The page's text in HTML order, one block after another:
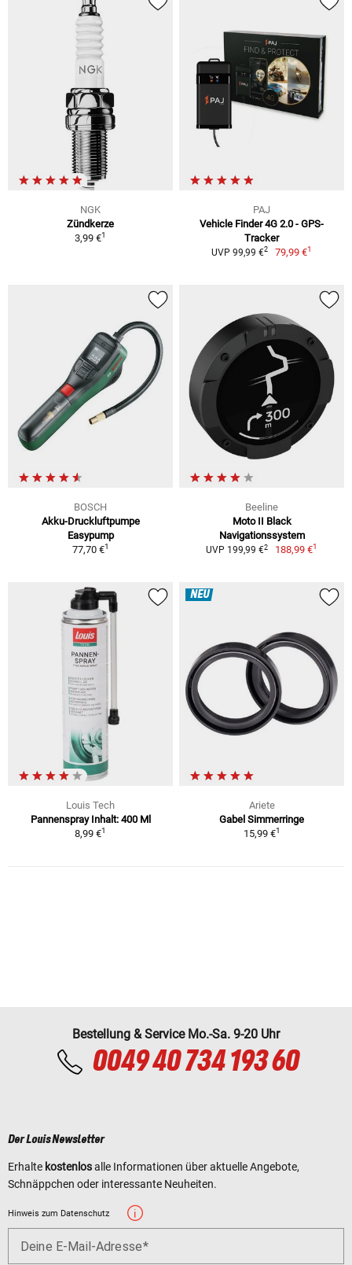
NGK
Zündkerze
3,99 €1
PAJ
Vehicle Finder 4G 2.0 - GPS-
Tracker
UVP 99,99 €2 79,99 €1
BOSCH
Akku-Druckluftpumpe
Easypump
77,70 €1
Beeline
Moto II Black
Navigationssystem
UVP 199,99 €2 188,99 €1
Louis Tech
Pannenspray Inhalt: 400 Ml
8,99 €1
NEU
Ariete
Gabel Simmerringe
15,99 €1
Bestellung & Service Mo.-Sa. 9-20 Uhr
0049 40 734 193 60
Der Louis Newsletter
Erhalte kostenlosalle Informationen über aktuelle Angebote,
Schnäppchen oder interessante Neuheiten.
Hinweis zum Datenschutz
Deine E-Mail-Adresse